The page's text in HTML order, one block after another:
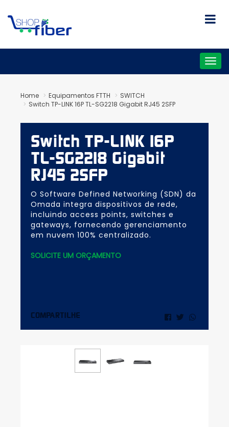
Home Equipamentos FTTH
SWITCH
Switch TP-LINK 16P TL-SG2218 Gigabit RJ45 2SFP
Switch TP-LINK 16P
TL-SG2218 Gigabit
RJ45 2SFP
O Software Defined Networking (SDN) da
Omada integra dispositivos de rede,
incluindo access points, switches e
gateways, fornecendo gerenciamento
em nuvem 100% centralizado.
SOLICITE UM ORÇAMENTO
COMPARTILHE
Compartilhar
no
Tweetar
no